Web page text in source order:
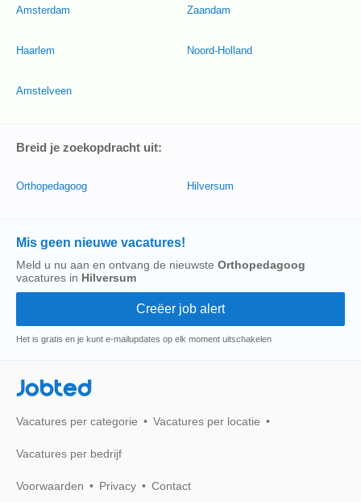
Amsterdam
Haarlem
Amstelveen
Zaandam
Noord-Holland
Breid je zoekopdracht uit:
Orthopedagoog Hilversum
Mis geen nieuwe vacatures!
Meld u nu aan en ontvang de nieuwste Orthopedagoog
vacatures in Hilversum
Het is gratis en je kunt e-mailupdates op elk moment uitschakelen
Jobted
Vacatures per categorie Vacatures per locatie
Vacatures per bedrijf
Voorwaarden Privacy Contact